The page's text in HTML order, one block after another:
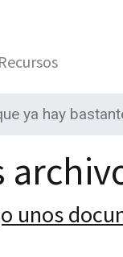
Recursos
ya hay
unos